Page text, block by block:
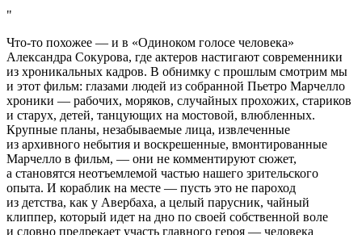
Что-то похожее — и в «Одиноком голосе человека»
Александра Сокурова, где актеров настигают современники
из хроникальных кадров. В обнимку с прошлым смотрим мы
и этот фильм: глазами людей из собранной Пьетро Марчелло
хроники — рабочих, моряков, случайных прохожих, стариков
и старух, детей, танцующих на мостовой, влюбленных.
Крупные планы, незабываемые лица, извлеченные
из архивного небытия и воскрешенные, вмонтированные
Марчелло в фильм, — они не комментируют сюжет,
а становятся неотъемлемой частью нашего зрительского
опыта. И кораблик на месте — пусть это не пароход
из детства, как у Авербаха, а целый парусник, чайный
клиппер, который идет на дно по своей собственной воле
и словно предрекает участь главного героя — человека